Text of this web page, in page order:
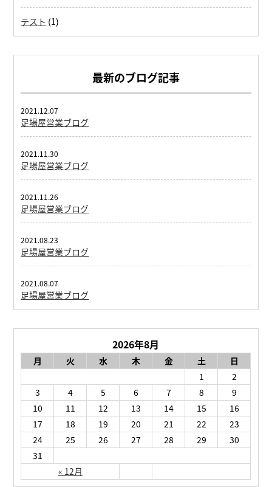
テスト (1)
最新のブログ記事
足場屋営業ブログ
2021.12.07
足場屋営業ブログ
2021.11.30
足場屋営業ブログ
2021.11.26
足場屋営業ブログ
2021.08.23
足場屋営業ブログ
2021.08.07
2026年8月
月 火 水 木 金 土 日
« 12月
1
2
3
4 5 6 7 8
9
10
11 12 13 14 15
16
17
18 19 20 21 22
23
24
25 26 27 28 29
30
31